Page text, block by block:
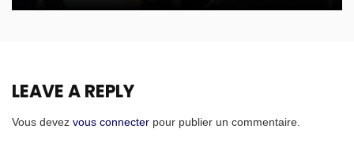
LEAVE A REPLY
Vous devez vous connecter pour publier un commentaire.